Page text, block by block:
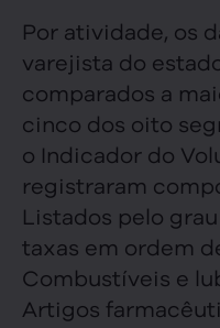
Por atividade, os
varejista do
comparados a
cinco dos oito
o Indicador do
registraram
Listados pelo
taxas em ordem
Combustíveis e
Artigos